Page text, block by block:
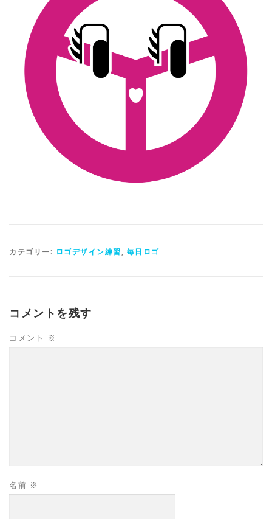
カテゴリー: ロゴデザイン練習, 毎日ロゴ
コメントを残す
コメント ※
名前 ※